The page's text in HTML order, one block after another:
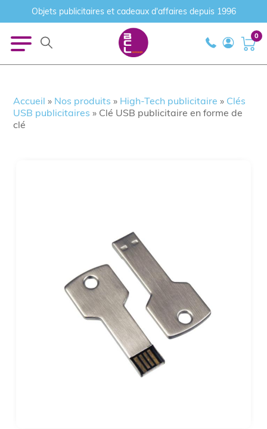
Objets publicitaires et cadeaux d'affaires depuis 1996
0
Accueil » Nos produits » High-Tech publicitaire » Clés
USB publicitaires » Clé USB publicitaire en forme de
clé